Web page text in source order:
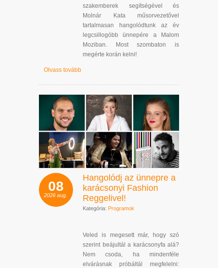
szakemberek segítségével és
Molnár Kata műsorvezetővel
tartalmasan hangolódtunk az év
legcsillogóbb ünnepére a Malom
Moziban. Most szombaton is
megérte korán kelni!
Olvass tovább
08
2026 aug.
Hangolódj az ünnepre a
karácsonyi Fashion
Reggelivel!
Kategória: Programok
Veled is megesett már, hogy szó
szerint beájultál a karácsonyfa alá?
Nem csoda, ha mindenféle
elvárásnak próbáltál megfelelni: